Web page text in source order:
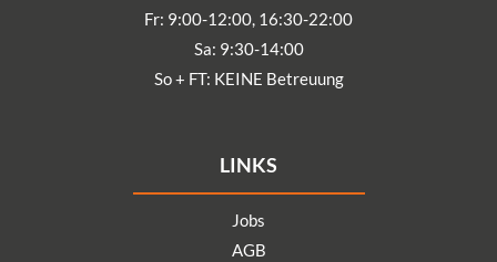
Fr: 9:00-12:00, 16:30-22:00
Sa: 9:30-14:00
So + FT: KEINE Betreuung
LINKS
Jobs
AGB